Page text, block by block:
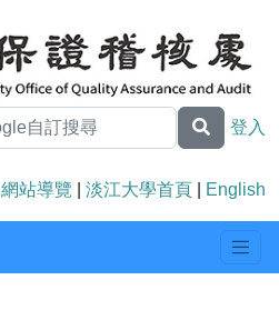
登入
網站導覽 淡江大學首頁 English